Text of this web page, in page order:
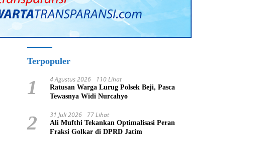
Terpopuler
1 4 Agustus 2026 110 Lihat
Ratusan Warga Lurug Polsek Beji, Pasca
Tewasnya Widi Nurcahyo
2 31 Juli 2026 77 Lihat
Ali Mufthi Tekankan Optimalisasi Peran
Fraksi Golkar di DPRD Jatim